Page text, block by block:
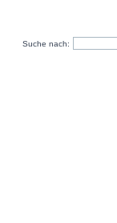
Suche nach: